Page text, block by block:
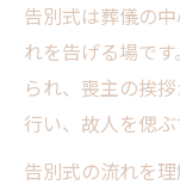
告別式は葬儀の
れを告げる場で
られ、喪主の挨
行い、故人を偲ぶ
告別式の流れを